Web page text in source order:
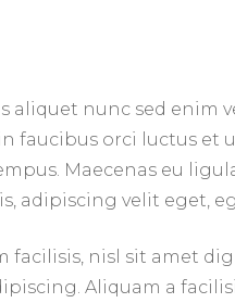
aliquet nunc sed enim
faucibus orci luctus et
Maecenas eu
adipiscing velit eget,
facilisis, nisl sit amet
Aliquam a